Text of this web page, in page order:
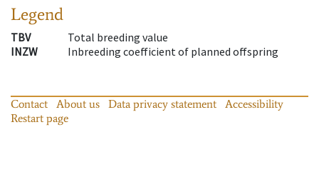
Legend
TBV
Total breeding value
INZW
Inbreeding coefficient of planned offspring
Contact About us Data privacy statement
Accessibility
Restart page